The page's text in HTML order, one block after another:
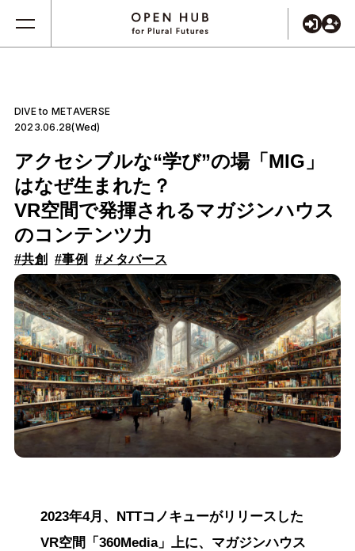
DIVE to METAVERSE
2023.06.28(Wed)
アクセシブルな“学び”の場「MIG」
はなぜ生まれた？
VR空間で発揮されるマガジンハウス
のコンテンツ力
#共創 #事例 #メタバース
2023年4月、NTTコノキューがリリースした
VR空間「360Media」上に、マガジンハウス